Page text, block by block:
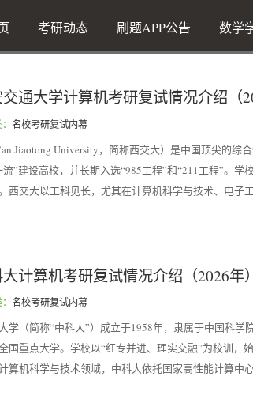
考研动态 刷题APP公告 数学
通大学计算机考研复试情况介绍（
名校考研复试内幕
Jiaotong University，简称西交大）是中国顶尖的综
”建设高校，并长期入选“985工程”和“211工程”。学
西交大以工科见长，尤其在计算机科学与技术、电子
计算机考研复试情况介绍（2026年）
名校考研复试内幕
学（简称“中科大”）成立于1958年，隶属于中国科学
国重点大学。学校以“红专并进、理实交融”为校训，
算机科学与技术领域，中科大依托国家高性能计算中